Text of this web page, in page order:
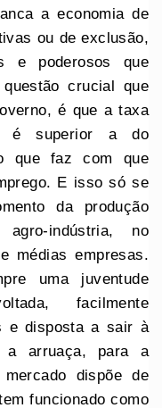
a economia de
ou de exclusão,
e poderosos que
crucial que
é que a taxa
é superior a do
que faz com que
E isso só se
da produção
indústria, no
médias empresas.
uma juventude
facilmente
e disposta a sair à
a arruaça, para a
dispõe de
funcionado como